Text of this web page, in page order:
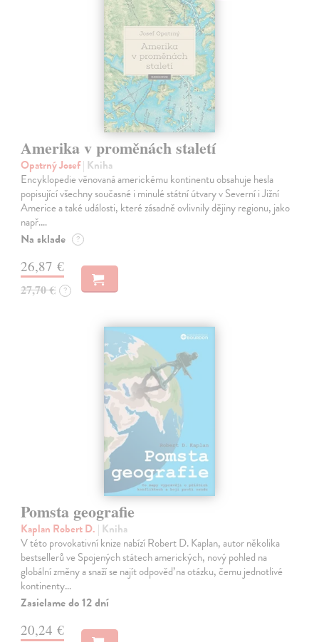
Amerika v proměnách staletí
Opatrný Josef| Kniha
Encyklopedie věnovaná americkému kontinentu obsahuje hesla
popisující všechny současné i minulé státní útvary v Severní i Jižní
Americe a také události, které zásadně ovlivnily dějiny regionu, jako
např.…
Na sklade ?
26,87 €
27,70 € ?
Pomsta geografie
Kaplan Robert D. | Kniha
V této provokativní knize nabízí Robert D. Kaplan, autor několika
bestsellerů ve Spojených státech amerických, nový pohled na
globální změny a snaží se najít odpověď na otázku, čemu jednotlivé
kontinenty…
Zasielame do 12 dní
20,24 €